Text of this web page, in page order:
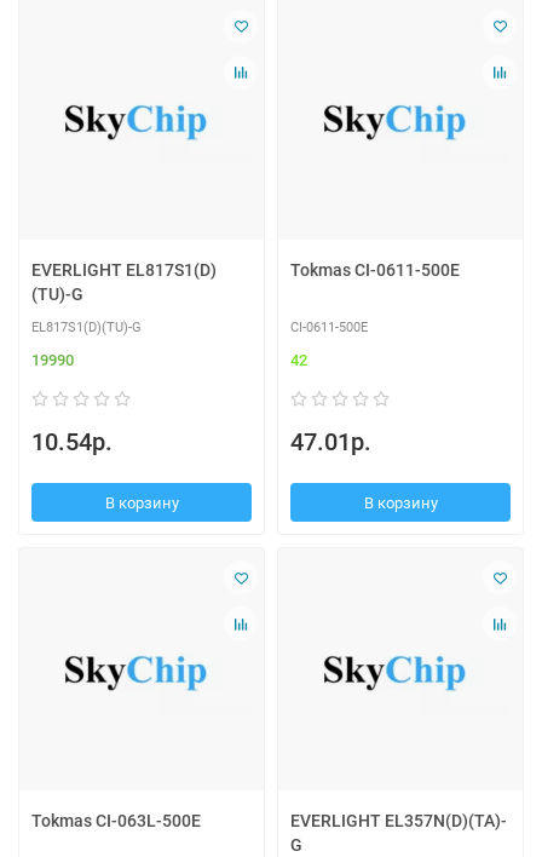
EVERLIGHT EL817S1(D)
(TU)-G
EL817S1(D)(TU)-G
19990
10.54р.
В корзину
Tokmas CI-0611-500E
CI-0611-500E
42
47.01р.
В корзину
Tokmas CI-063L-500E
EVERLIGHT EL357N(D)(TA)-
G